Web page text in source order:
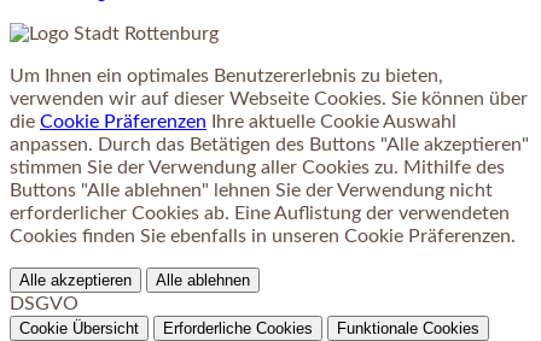
Um Ihnen ein optimales Benutzererlebnis zu bieten,
verwenden wir auf dieser Webseite Cookies. Sie können über
die Cookie Präferenzen Ihre aktuelle Cookie Auswahl
anpassen. Durch das Betätigen des Buttons "Alle akzeptieren"
stimmen Sie der Verwendung aller Cookies zu. Mithilfe des
Buttons "Alle ablehnen" lehnen Sie der Verwendung nicht
erforderlicher Cookies ab. Eine Auflistung der verwendeten
Cookies finden Sie ebenfalls in unseren Cookie Präferenzen.
Alle akzeptieren Alle ablehnen
DSGVO
Cookie Übersicht Erforderliche Cookies
Funktionale Cookies